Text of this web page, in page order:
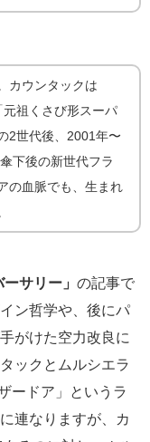
カウンタックは
祖くさび形スーパ
2世代後、2001年〜
下後の新世代フラ
の血脈でも、生まれ
サリー」 の記事で
ン哲学や、後にパ
がけた空力改良に
ックとムルシエラ
ードア」というラ
連なりますが、カ